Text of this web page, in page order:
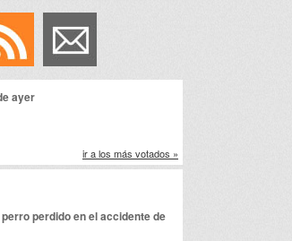
ayer
ir a los más votados »
perdido en el accidente de